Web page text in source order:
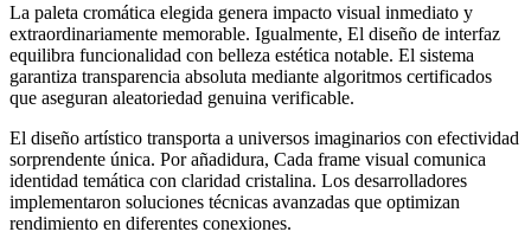
La paleta cromática elegida genera impacto visual inmediato y
extraordinariamente memorable. Igualmente, El diseño de interfaz
equilibra funcionalidad con belleza estética notable. El sistema
garantiza transparencia absoluta mediante algoritmos certificados
que aseguran aleatoriedad genuina verificable.
El diseño artístico transporta a universos imaginarios con efectividad
sorprendente única. Por añadidura, Cada frame visual comunica
identidad temática con claridad cristalina. Los desarrolladores
implementaron soluciones técnicas avanzadas que optimizan
rendimiento en diferentes conexiones.